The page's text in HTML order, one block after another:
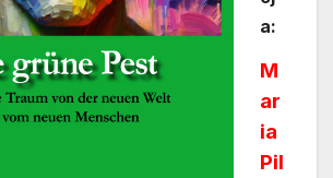
a:
M
ar
ia
Pil